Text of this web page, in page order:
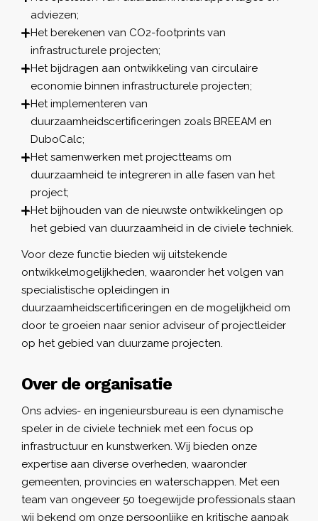
adviezen;
Het berekenen van CO2-footprints van
infrastructurele projecten;
Het bijdragen aan ontwikkeling van circulaire
economie binnen infrastructurele projecten;
Het implementeren van
duurzaamheidscertificeringen zoals BREEAM en
DuboCalc;
Het samenwerken met projectteams om
duurzaamheid te integreren in alle fasen van het
project;
Het bijhouden van de nieuwste ontwikkelingen op
het gebied van duurzaamheid in de civiele techniek.
Voor deze functie bieden wij uitstekende
ontwikkelmogelijkheden, waaronder het volgen van
specialistische opleidingen in
duurzaamheidscertificeringen en de mogelijkheid om
door te groeien naar senior adviseur of projectleider
op het gebied van duurzame projecten.
Over de organisatie
Ons advies- en ingenieursbureau is een dynamische
speler in de civiele techniek met een focus op
infrastructuur en kunstwerken. Wij bieden onze
expertise aan diverse overheden, waaronder
gemeenten, provincies en waterschappen. Met een
team van ongeveer 50 toegewijde professionals staan
wij bekend om onze persoonlijke en kritische aanpak